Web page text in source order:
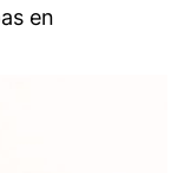
en